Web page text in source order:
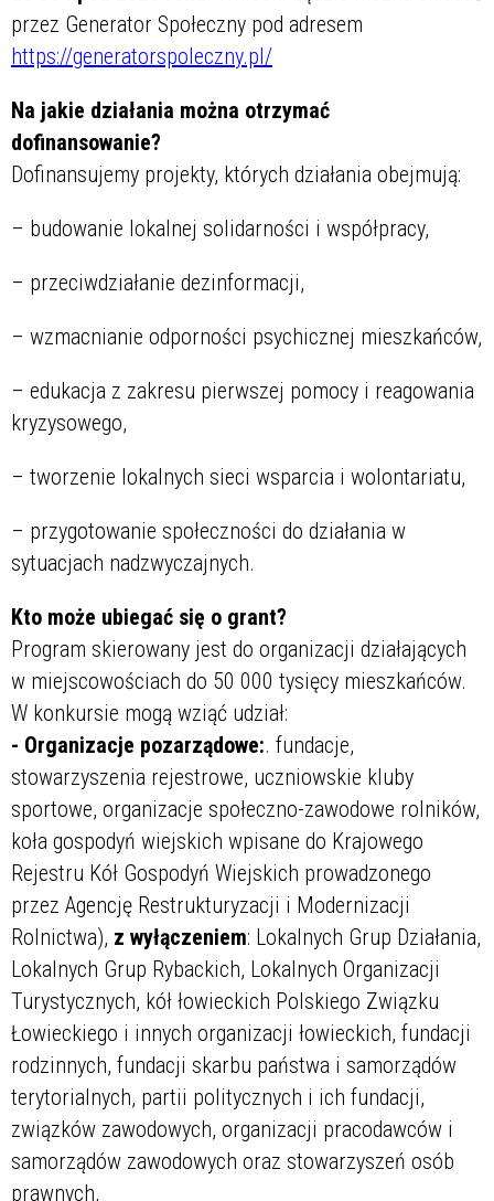
przez Generator Społeczny pod adresem
https://generatorspoleczny.pl/
Na jakie działania można otrzymać
dofinansowanie?
Dofinansujemy projekty, których działania obejmują:
– budowanie lokalnej solidarności i współpracy,
– przeciwdziałanie dezinformacji,
– wzmacnianie odporności psychicznej mieszkańców,
– edukacja z zakresu pierwszej pomocy i reagowania
kryzysowego,
– tworzenie lokalnych sieci wsparcia i wolontariatu,
– przygotowanie społeczności do działania w
sytuacjach nadzwyczajnych.
Kto może ubiegać się o grant?
Program skierowany jest do organizacji działających
w miejscowościach do 50 000 tysięcy mieszkańców.
W konkursie mogą wziąć udział:
- Organizacje pozarządowe:. fundacje,
stowarzyszenia rejestrowe, uczniowskie kluby
sportowe, organizacje społeczno-zawodowe rolników,
koła gospodyń wiejskich wpisane do Krajowego
Rejestru Kół Gospodyń Wiejskich prowadzonego
przez Agencję Restrukturyzacji i Modernizacji
Rolnictwa), z wyłączeniem: Lokalnych Grup Działania,
Lokalnych Grup Rybackich, Lokalnych Organizacji
Turystycznych, kół łowieckich Polskiego Związku
Łowieckiego i innych organizacji łowieckich, fundacji
rodzinnych, fundacji skarbu państwa i samorządów
terytorialnych, partii politycznych i ich fundacji,
związków zawodowych, organizacji pracodawców i
samorządów zawodowych oraz stowarzyszeń osób
prawnych,